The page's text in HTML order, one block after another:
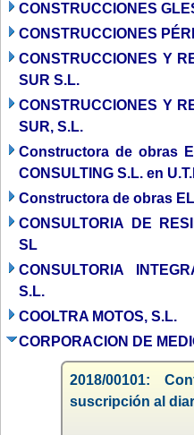
CONSTRUCCIONES
CONSTRUCCIONES
CONSTRUCCIONES Y
SUR S.L.
CONSTRUCCIONES Y
SUR, S.L.
Constructora de obras
CONSULTING S.L. en
Constructora de obras
CONSULTORIA DE
SL
CONSULTORIA
S.L.
COOLTRA MOTOS, S.L.
CORPORACION DE
2018/00101:
suscripción al